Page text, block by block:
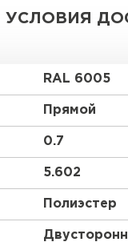
УСЛОВИЯ
RAL 6005
Прямой
0.7
5.602
Полиэстер